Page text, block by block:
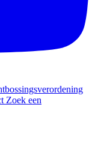
Zoek een